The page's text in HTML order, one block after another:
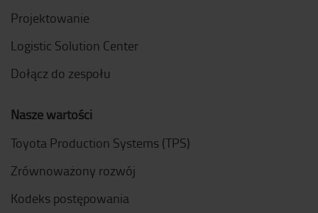
Projektowanie
Logistic Solution Center
Dołącz do zespołu
Nasze wartości
Toyota Production Systems (TPS)
Zrównoważony rozwój
Kodeks postępowania